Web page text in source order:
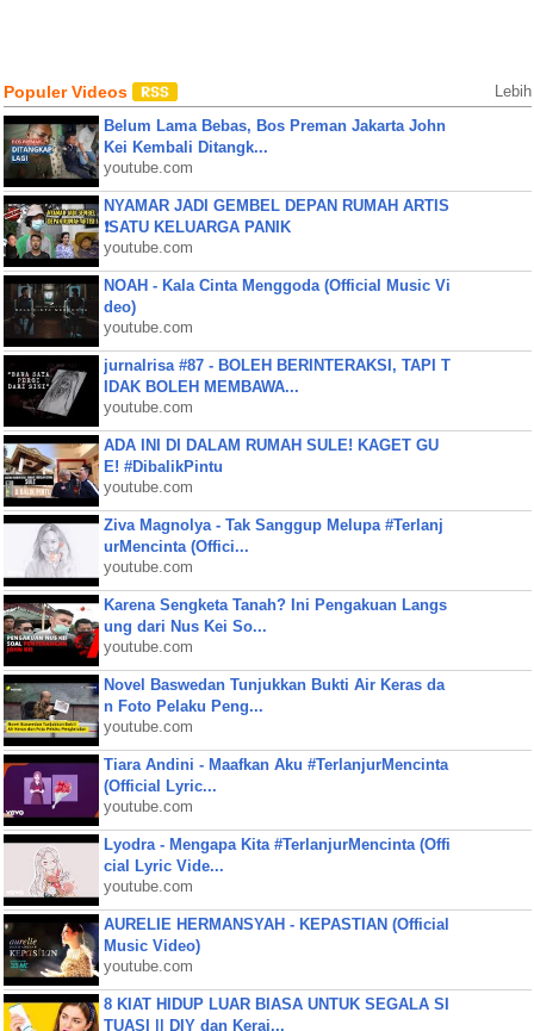
Populer Videos Lebih
Belum Lama Bebas, Bos Preman Jakarta John
Kei Kembali Ditangk...
youtube.com
NYAMAR JADI GEMBEL DEPAN RUMAH ARTIS
❗SATU KELUARGA PANIK
youtube.com
NOAH - Kala Cinta Menggoda (Official Music Vi
deo)
youtube.com
jurnalrisa #87 - BOLEH BERINTERAKSI, TAPI T
IDAK BOLEH MEMBAWA...
youtube.com
ADA INI DI DALAM RUMAH SULE! KAGET GU
E! #DibalikPintu
youtube.com
Ziva Magnolya - Tak Sanggup Melupa #Terlanj
urMencinta (Offici...
youtube.com
Karena Sengketa Tanah? Ini Pengakuan Langs
ung dari Nus Kei So...
youtube.com
Novel Baswedan Tunjukkan Bukti Air Keras da
n Foto Pelaku Peng...
youtube.com
Tiara Andini - Maafkan Aku #TerlanjurMencinta
(Official Lyric...
youtube.com
Lyodra - Mengapa Kita #TerlanjurMencinta (Offi
cial Lyric Vide...
youtube.com
AURELIE HERMANSYAH - KEPASTIAN (Official
Music Video)
youtube.com
8 KIAT HIDUP LUAR BIASA UNTUK SEGALA SI
TUASI || DIY dan Keraj...